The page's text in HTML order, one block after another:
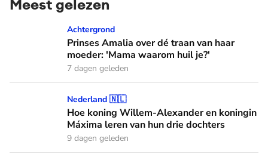
Meest gelezen
Prinses Amalia over dé traan van haar moeder: 'Mama
Achtergrond
Prinses Amalia over dé traan van haar
moeder: 'Mama waarom huil je?'
7 dagen geleden
Hoe koning Willem-Alexander en koningin Máxima leren
Nederland 🇳🇱
Hoe koning Willem-Alexander en koningin
Máxima leren van hun drie dochters
9 dagen geleden